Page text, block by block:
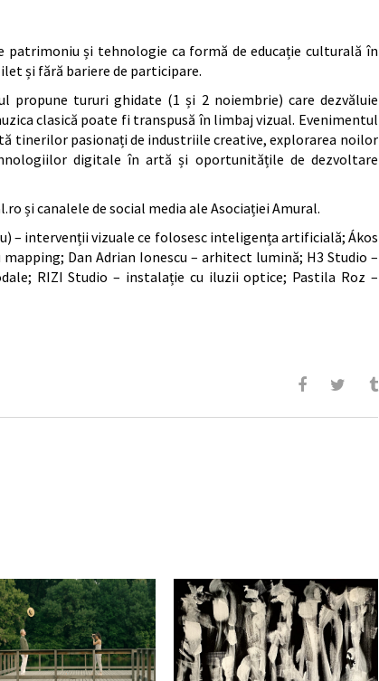
și tehnologie ca formă de educație culturală în
și fără bariere de participare.
propune tururi ghidate (1 și 2 noiembrie) care dezvăluie
clasică poate fi transpusă în limbaj vizual. Evenimentul
tinerilor pasionați de industriile creative, explorarea noilor
digitale în artă și oportunitățile de dezvoltare
și canalele de social media ale Asociației Amural.
– intervenții vizuale ce folosesc inteligența artificială; Ákos
Dan Adrian Ionescu – arhitect lumină; H3 Studio –
RIZI Studio – instalație cu iluzii optice; Pastila Roz –